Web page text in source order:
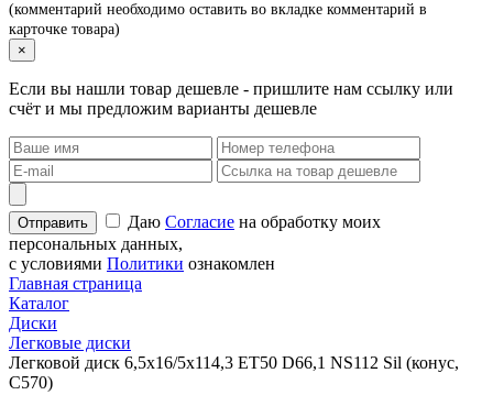
(комментарий необходимо оставить во вкладке комментарий в
карточке товара)
×
Если вы нашли товар дешевле - пришлите нам ссылку или
счёт и мы предложим варианты дешевле
Даю Согласие на обработку моих
персональных данных,
с условиями Политики ознакомлен
Главная страница
Каталог
Диски
Легковые диски
Легковой диск 6,5x16/5x114,3 ET50 D66,1 NS112 Sil (конус,
C570)